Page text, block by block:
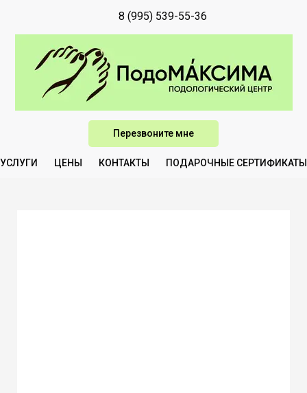
8 (995) 539-55-36
Перезвоните мне
УСЛУГИ ЦЕНЫ КОНТАКТЫ ПОДАРОЧНЫЕ СЕРТИФИКАТЫ